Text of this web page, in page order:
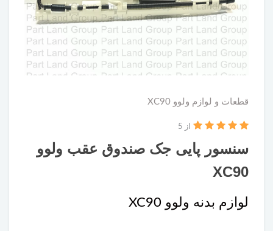
قطعات و لوازم ولوو XC90
سنسور پایی جک صندوق عقب ولوو
XC90
از 5
لوازم بدنه ولوو XC90